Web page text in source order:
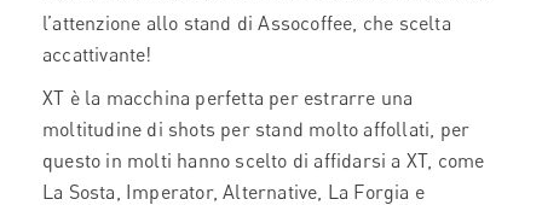
l’attenzione allo stand di Assocoffee, che scelta
accattivante!
XT è la macchina perfetta per estrarre una
moltitudine di shots per stand molto affollati, per
questo in molti hanno scelto di affidarsi a XT, come
La Sosta, Imperator, Alternative, La Forgia e